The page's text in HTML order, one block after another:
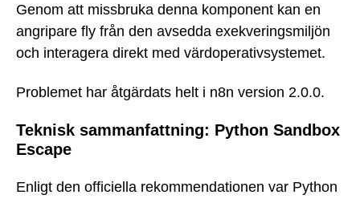
Genom att missbruka denna komponent kan en
angripare fly från den avsedda exekveringsmiljön
och interagera direkt med värdoperativsystemet.
Problemet har åtgärdats helt i n8n version 2.0.0.
Teknisk sammanfattning: Python Sandbox
Escape
Enligt den officiella rekommendationen var Python